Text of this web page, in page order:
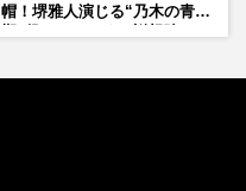
帽！堺雅人演じる“乃木の青年